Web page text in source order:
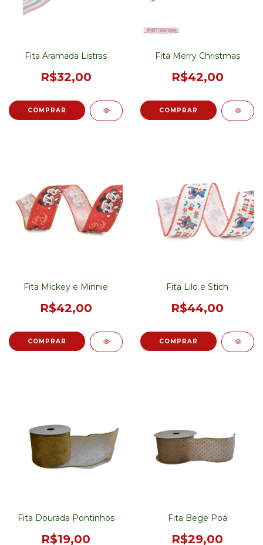
Fita Aramada Listras
R$32,00
Fita Merry Christmas
R$42,00
Fita Mickey e Minnie
R$42,00
Fita Lilo e Stich
R$44,00
Fita Dourada Pontinhos
R$19,00
Fita Bege Poá
R$29,00